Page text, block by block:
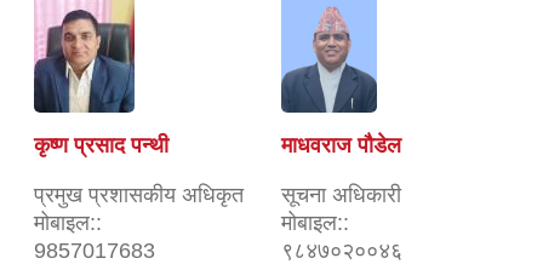
कृष्ण प्रसाद पन्थी
प्रमुख प्रशासकीय अधिकृत
मोबाइल::
9857017683
माधवराज पौडेल
सूचना अधिकारी
मोबाइल::
९८४७०२००४६